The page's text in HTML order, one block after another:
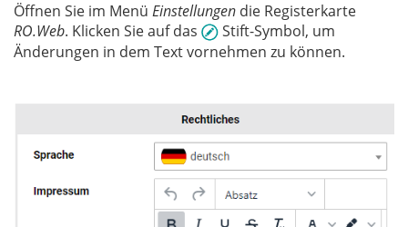
Öffnen Sie im Menü Einstellungen die Registerkarte
RO.Web. Klicken Sie auf das
Stift-Symbol, um
Änderungen in dem Text vornehmen zu können.